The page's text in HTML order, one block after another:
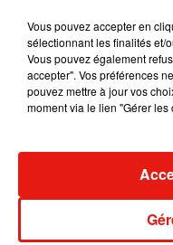
Publié : 27
Mundo
Vous pouvez accepter en
sélectionnant les finalités et/
Vous pouvez également
accepter". Vos préférences
pouvez mettre à jour vos
moment via le lien "Gérer